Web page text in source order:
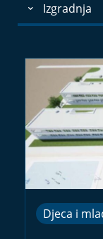
Izgradnja
Djeca i